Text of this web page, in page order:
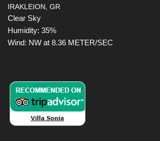
IRAKLEION, GR
Clear Sky
Humidity: 35%
Wind: NW at 8.36 METER/SEC